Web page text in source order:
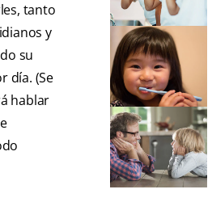
tanto
y
su
día. (Se
hablar